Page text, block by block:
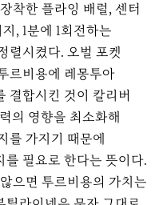
착한 플라잉 배럴, 센터
, 1분에 1회전하는
렬시켰다. 오벌 포켓
르비용에 레몽투아
결합시킨 것이 칼리버
의 영향을 최소화해
를 가지기 때문에
필요로 한다는 뜻이다.
으면 투르비용의 가치는